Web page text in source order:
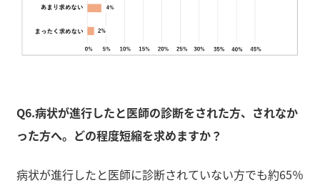
Q6.病状が進行したと医師の診断をされた方、されなか
った方へ。どの程度短縮を求めますか？
病状が進行したと医師に診断されていない方でも約65％